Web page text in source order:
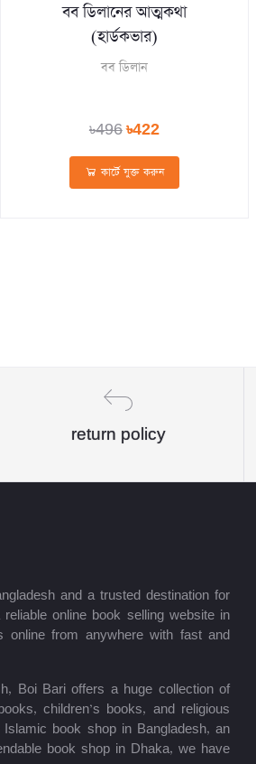
বব ডিলানের আত্মকথা
(হার্ডকভার)
বব ডিলান
৳496৳422
কার্টে যুক্ত করুন
return policy
and a trusted destination for
online book selling website in
online from anywhere with fast and
Boi Bari offers a huge collection of
children’s books, and religious
book shop in Bangladesh, an
book shop in Dhaka, we have